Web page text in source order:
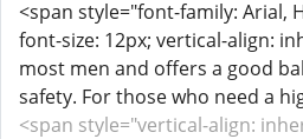
<span style="font-family: Arial,
font-size: 12px; vertical-align:
most men and offers a good
safety. For those who need a
<span style="vertical-align: